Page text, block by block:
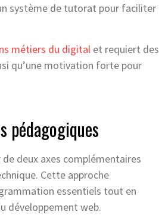
système de tutorat pour faciliter
métiers du digital et requiert des
qu’une motivation forte pour
pédagogiques
de deux axes complémentaires
Cette approche
essentiels tout en
développement web.